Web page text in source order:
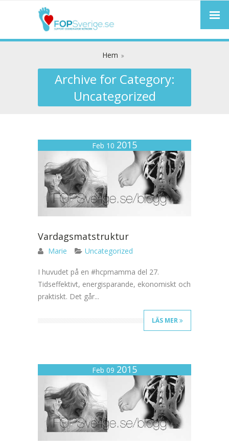
Hem
Archive for Category:
Uncategorized
Feb 10 2015
Vardagsmatstruktur
Marie Uncategorized
I huvudet på en #hcpmamma del 27.
Tidseffektivt, energisparande, ekonomiskt och
praktiskt. Det går...
LÄS MER
Feb 09 2015